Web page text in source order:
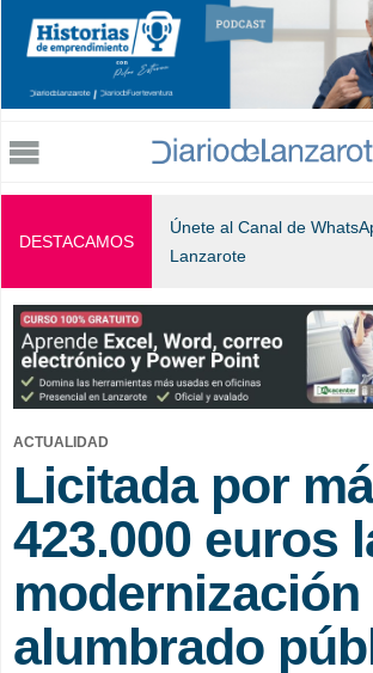
Jump to navigation
DESTACAMOS
Únete al Canal de
Lanzarote
ACTUALIDAD
Licitada por
423.000 euros
modernización
alumbrado